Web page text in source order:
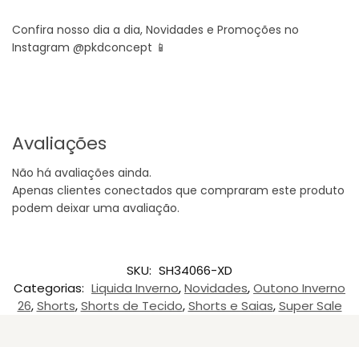
Confira nosso dia a dia, Novidades e Promoções no
Instagram @pkdconcept 📱
Avaliações
Não há avaliações ainda.
Apenas clientes conectados que compraram este produto
podem deixar uma avaliação.
SKU: SH34066-XD
Categorias: Liquida Inverno,Novidades,Outono Inverno
26,Shorts,Shorts de Tecido,Shorts e Saias,Super Sale